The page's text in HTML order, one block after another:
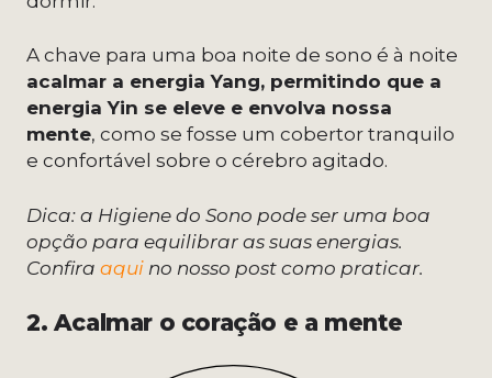
A chave para uma boa noite de sono é à noite
acalmar a energia Yang, permitindo que a
energia Yin se eleve e envolva nossa
mente, como se fosse um cobertor tranquilo
e confortável sobre o cérebro agitado.
Dica: a Higiene do Sono pode ser uma boa
opção para equilibrar as suas energias.
Confira aqui no nosso post como praticar.
2. Acalmar o coração e a mente